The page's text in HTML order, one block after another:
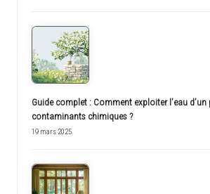
Guide complet : Comment exploiter l’eau
contaminants chimiques ?
19 mars 2025